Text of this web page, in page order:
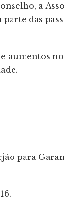
a
das
aumentos
para